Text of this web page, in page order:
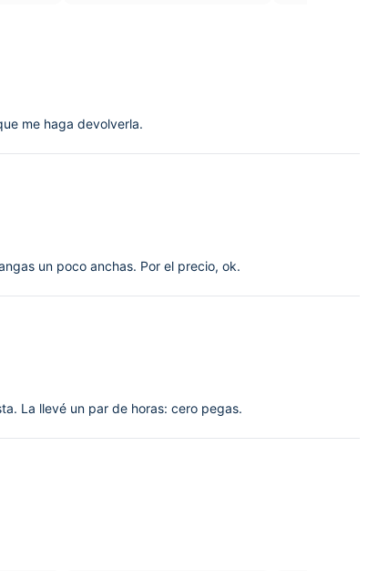
me haga devolverla.
un poco anchas. Por el precio, ok.
La llevé un par de horas: cero pegas.